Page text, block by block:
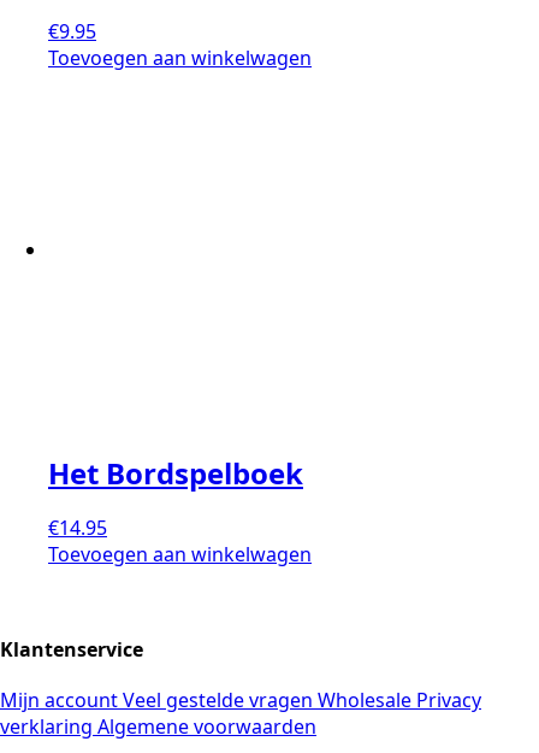
€9.95
Toevoegen aan winkelwagen
Het Bordspelboek
€14.95
Toevoegen aan winkelwagen
Klantenservice
Mijn accountVeel gestelde vragen Wholesale Privacy
verklaring Algemene voorwaarden